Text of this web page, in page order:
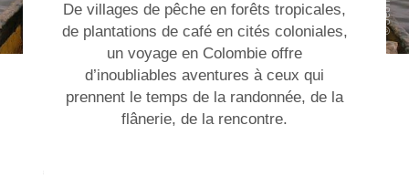
De villages de pêche en forêts tropicales,
de plantations de café en cités coloniales,
un voyage en Colombie offre
d’inoubliables aventures à ceux qui
prennent le temps de la randonnée, de la
flânerie, de la rencontre.